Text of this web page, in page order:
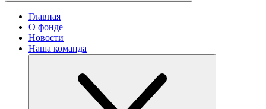
Главная
О фонде
Новости
Наша команда